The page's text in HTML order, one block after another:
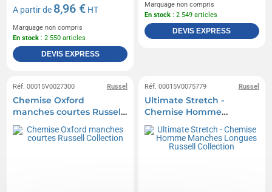
A partir de 8,96 € HT
Marquage non compris
En stock : 2 550 articles
DEVIS EXPRESS
Marquage non compris
En stock : 2 549 articles
DEVIS EXPRESS
Russel
Réf. 00015V0027300
Chemise Oxford
manches courtes Russell
Collection
Russel
Réf. 00015V0075779
Ultimate Stretch -
Chemise Homme
Manches Longues Russell
Collection